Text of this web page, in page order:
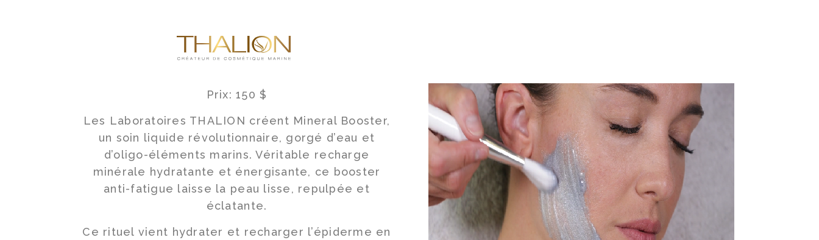
Prix: 150 $
Les Laboratoires THALION créent Mineral Booster,
un soin liquide révolutionnaire, gorgé d’eau et
d’oligo-éléments marins. Véritable recharge
minérale hydratante et énergisante, ce booster
anti-fatigue laisse la peau lisse, repulpée et
éclatante.
Ce rituel vient hydrater et recharger l’épiderme en
Magasinez
Boutique
Termes & livraison
Mon panier